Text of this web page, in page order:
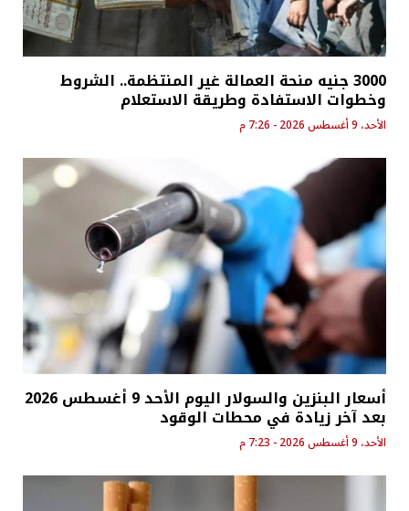
3000 جنيه منحة العمالة غير المنتظمة.. الشروط
وخطوات الاستفادة وطريقة الاستعلام
الأحد، 9 أغسطس 2026 - 7:26 م
أسعار البنزين والسولار اليوم الأحد 9 أغسطس 2026
بعد آخر زيادة في محطات الوقود
الأحد، 9 أغسطس 2026 - 7:23 م